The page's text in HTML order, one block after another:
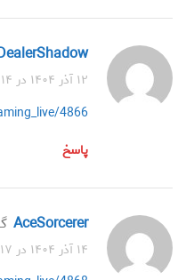
DealerShadow
۱۲ آذر ۱۴۰۴ در ۱۱:۱۴ ق.ظ
4866
پاسخ
AceSorcerer
۱۴ آذر ۱۴۰۴ در ۸:۱۷ ب.ظ